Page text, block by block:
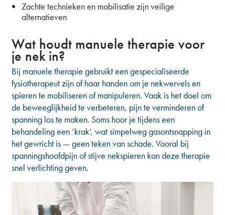
Zachte technieken en mobilisatie zijn veilige
alternatieven
Wat houdt manuele therapie voor
je nek in?
Bij manuele therapie gebruikt een gespecialiseerde
fysiotherapeut zijn of haar handen om je nekwervels en
spieren te mobiliseren of manipuleren. Vaak is het doel om
de beweeglijkheid te verbeteren, pijn te verminderen of
spanning los te maken. Soms hoor je tijdens een
behandeling een ‘krak’, wat simpelweg gasontsnapping in
het gewricht is — geen teken van schade. Vooral bij
spanningshoofdpijn of stijve nekspieren kan deze therapie
snel verlichting geven.